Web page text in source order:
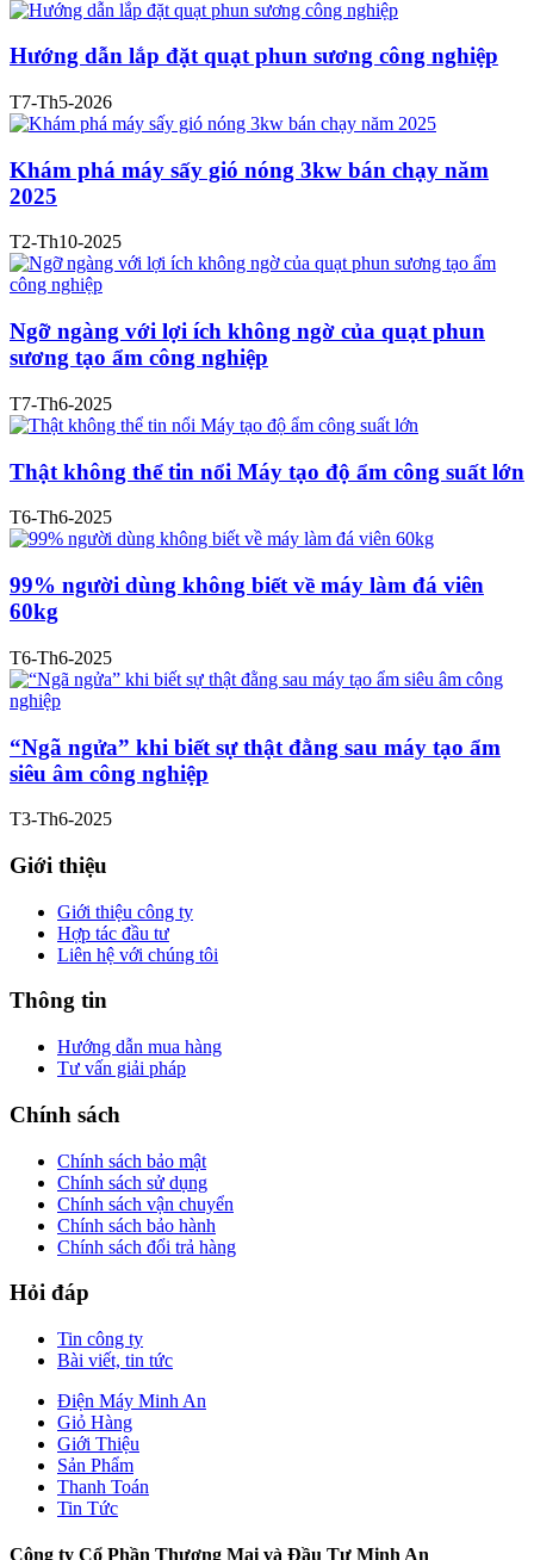
Hướng dẫn lắp đặt quạt phun sương công nghiệp
T7-Th5-2026
Khám phá máy sấy gió nóng 3kw bán chạy năm
2025
T2-Th10-2025
Ngỡ ngàng với lợi ích không ngờ của quạt phun
sương tạo ẩm công nghiệp
T7-Th6-2025
Thật không thể tin nổi Máy tạo độ ẩm công suất lớn
T6-Th6-2025
99% người dùng không biết về máy làm đá viên
60kg
T6-Th6-2025
“Ngã ngửa” khi biết sự thật đằng sau máy tạo ẩm
siêu âm công nghiệp
T3-Th6-2025
Giới thiệu
Giới thiệu công ty
Hợp tác đầu tư
Liên hệ với chúng tôi
Thông tin
Hướng dẫn mua hàng
Tư vấn giải pháp
Chính sách
Chính sách bảo mật
Chính sách sử dụng
Chính sách vận chuyển
Chính sách bảo hành
Chính sách đổi trả hàng
Hỏi đáp
Tin công ty
Bài viết, tin tức
Điện Máy Minh An
Giỏ Hàng
Giới Thiệu
Sản Phẩm
Thanh Toán
Tin Tức
Công ty Cổ Phần Thương Mại và Đầu Tư Minh An